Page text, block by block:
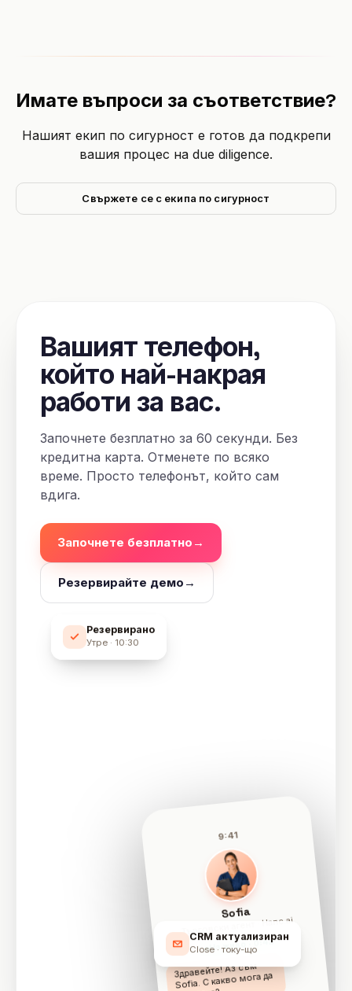
Имате въпроси за съответствие?
Нашият екип по сигурност е готов да подкрепи
вашия процес на due diligence.
Свържете се с екипа по сигурност
Вашият телефон,
който най-накрая
работи за вас.
Започнете безплатно за 60 секунди. Без
кредитна карта. Отменете по всяко
време. Просто телефонът, който сам
вдига.
Започнете безплатно →
Резервирайте демо →
Резервирано
Утре · 10:30
CRM актуализиран
Close · току-що
9:41
Sofia
Търговски агент · Hanc.ai
На живо · 0:42
Здравейте! Аз съм
Sofia. С какво мога да